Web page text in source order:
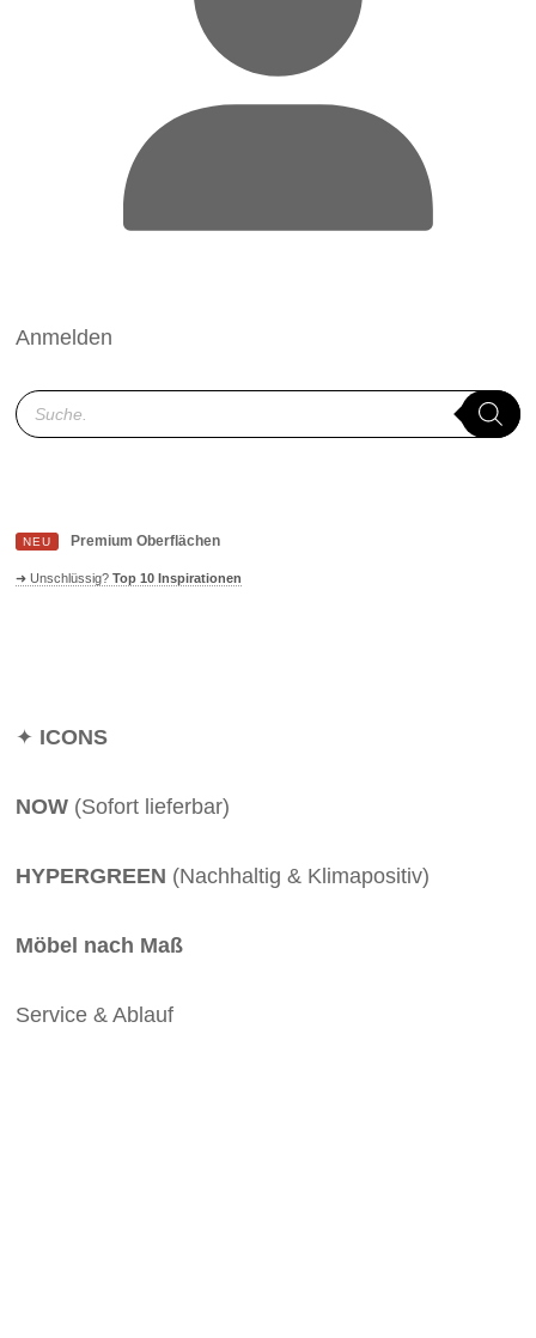
Anmelden
Products
search
NEU Premium Oberflächen
➜ Unschlüssig?Top 10 Inspirationen
✦ ICONS
NOW (Sofort lieferbar)
HYPERGREEN (Nachhaltig & Klimapositiv)
Möbel nach Maß
Service & Ablauf